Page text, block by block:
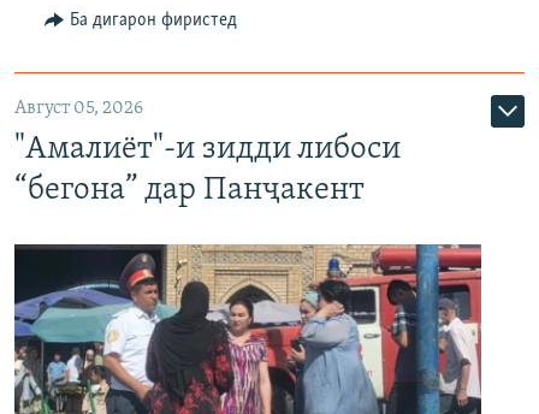
Ба дигарон фиристед
Август 05, 2026
"Амалиёт"-и зидди либоси
“бегона” дар Панҷакент